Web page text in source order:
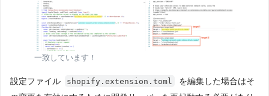
一致しています！
設定ファイル shopify.extension.toml
を編集した場合はそ